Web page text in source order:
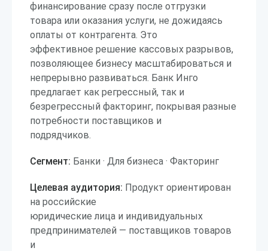
финансирование сразу после отгрузки
товара или оказания услуги, не дожидаясь
оплаты от контрагента. Это
эффективное решение кассовых разрывов,
позволяющее бизнесу масштабироваться и
непрерывно развиваться. Банк Инго
предлагает как регрессный, так и
безрегрессный факторинг, покрывая разные
потребности поставщиков и
подрядчиков.
Сегмент: Банки · Для бизнеса · Факторинг
Целевая аудитория: Продукт ориентирован
на российские
юридические лица и индивидуальных
предпринимателей — поставщиков товаров
и